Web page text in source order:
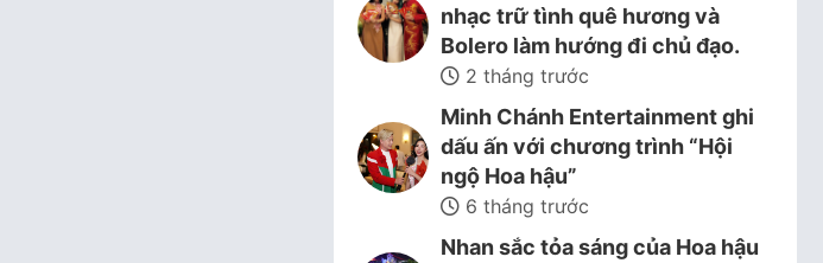
nhạc trữ tình quê hương và
Bolero làm hướng đi chủ đạo.
2 tháng trước
Minh Chánh Entertainment ghi
dấu ấn với chương trình “Hội
ngộ Hoa hậu”
6 tháng trước
Nhan sắc tỏa sáng của Hoa hậu